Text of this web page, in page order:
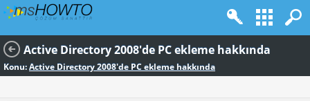
Active Directory 2008'de PC ekleme hakkında
Konu:Active Directory 2008'de PC ekleme hakkında